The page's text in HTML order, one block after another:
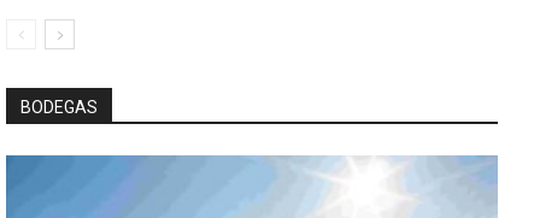
BODEGAS